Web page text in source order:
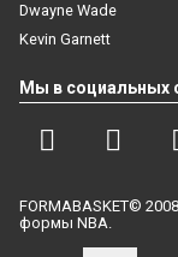
Dwayne Wade
Kevin Garnett
Мы в социальных
FORMABASKET©
формы NBA.